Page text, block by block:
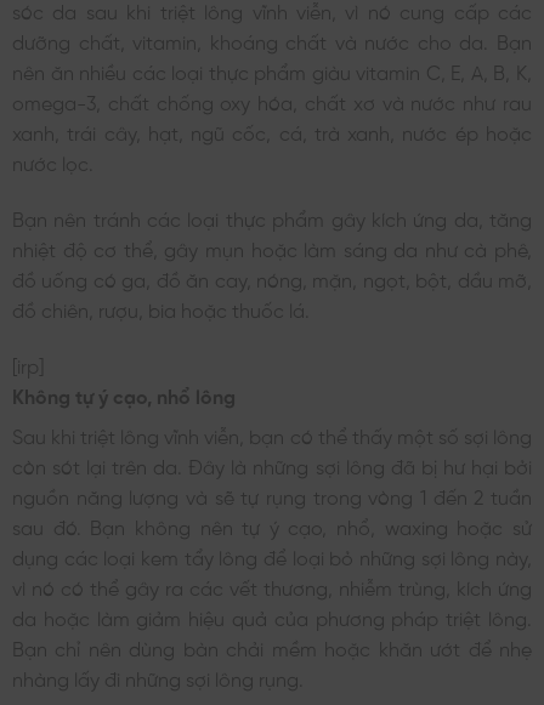
sóc da sau khi triệt lông vĩnh viễn, vì nó cung cấp các
dưỡng chất, vitamin, khoáng chất và nước cho da. Bạn
nên ăn nhiều các loại thực phẩm giàu vitamin C, E, A, B, K,
omega-3, chất chống oxy hóa, chất xơ và nước như rau
xanh, trái cây, hạt, ngũ cốc, cá, trà xanh, nước ép hoặc
nước lọc.
Bạn nên tránh các loại thực phẩm gây kích ứng da, tăng
nhiệt độ cơ thể, gây mụn hoặc làm sáng da như cà phê,
đồ uống có ga, đồ ăn cay, nóng, mặn, ngọt, bột, dầu mỡ,
đồ chiên, rượu, bia hoặc thuốc lá.
[irp]
Không tự ý cạo, nhổ lông
Sau khi triệt lông vĩnh viễn, bạn có thể thấy một số sợi lông
còn sót lại trên da. Đây là những sợi lông đã bị hư hại bởi
nguồn năng lượng và sẽ tự rụng trong vòng 1 đến 2 tuần
sau đó. Bạn không nên tự ý cạo, nhổ, waxing hoặc sử
dụng các loại kem tẩy lông để loại bỏ những sợi lông này,
vì nó có thể gây ra các vết thương, nhiễm trùng, kích ứng
da hoặc làm giảm hiệu quả của phương pháp triệt lông.
Bạn chỉ nên dùng bàn chải mềm hoặc khăn ướt để nhẹ
nhàng lấy đi những sợi lông rụng.